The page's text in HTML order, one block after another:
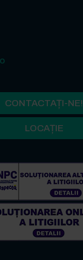
CONTACTAȚI-NE!
LOCAȚIE